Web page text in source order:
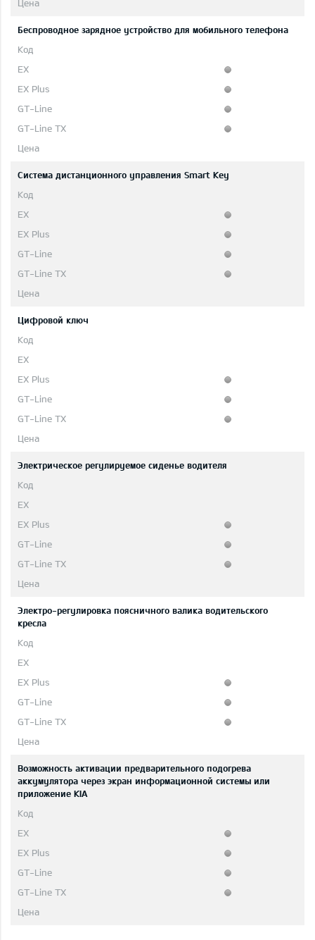
Беспроводное зарядное устройство для мобильного телефона
Система дистанционного управления Smart Key
Цифровой ключ
Электрическое регулируемое сиденье водителя
Электро-регулировка поясничного валика водительского
кресла
Возможность активации предварительного подогрева
аккумулятора через экран информационной системы или
приложение KIA